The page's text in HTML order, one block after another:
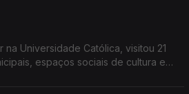
Universidade Católica, visitou 21
espaços sociais de cultura e